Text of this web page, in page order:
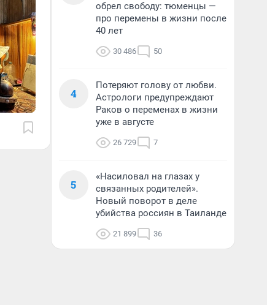
обрел свободу: тюменцы —
про перемены в жизни после
40 лет
30 486 50
4
Потеряют голову от любви.
Астрологи предупреждают
Раков о переменах в жизни
уже в августе
26 729 7
5
«Насиловал на глазах у
связанных родителей».
Новый поворот в деле
убийства россиян в Таиланде
21 899 36